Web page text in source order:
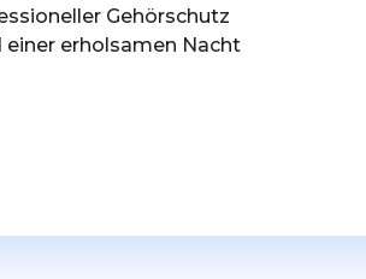
Gehörschutz
einer erholsamen Nacht